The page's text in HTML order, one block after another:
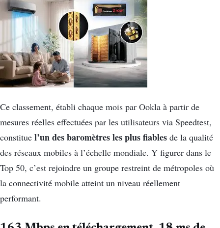
Ce classement, établi chaque mois par Ookla à partir de
mesures réelles effectuées par les utilisateurs via Speedtest,
constitue l’un des baromètres les plus fiables de la qualité
des réseaux mobiles à l’échelle mondiale. Y figurer dans le
Top 50, c’est rejoindre un groupe restreint de métropoles où
la connectivité mobile atteint un niveau réellement
performant.